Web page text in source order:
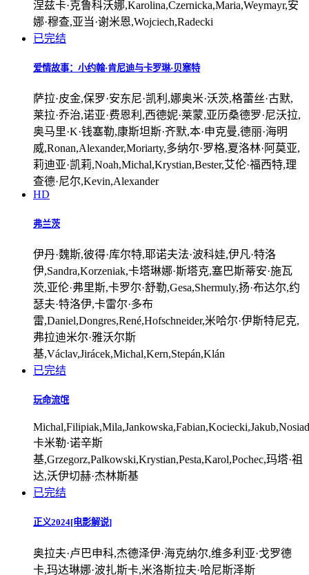
涅兹卡·克鲁科沃娜,Karolina,Czernicka,Maria,Weymayr,安
娜·穆查,亚当·谢米恩,Wojciech,Radecki
已完结
爱情故事：小约翰·肯尼迪与卡罗琳·贝塞特
萨拉·皮金,保罗·安东尼·凯利,娜奥米·沃茨,格蕾丝·古默,
莱拉·乔治,诺亚·费恩利,西德妮·莱蒙,亚历桑德罗·尼沃拉,
奥马里·K·钱塞勒,康斯坦斯·齐默,本·申克曼,德丽·海明
威,Ronan,Alexander,Moriarty,多纳尔·罗格,夏洛林·阿莫亚,
莉迪亚·凯莉,Noah,Michal,Krystian,Bester,艾伦·福西特,理
查德·尼尔,Kevin,Alexander
HD
弗兰茨
伊丹·魏斯,彼得·库尔特,耶诺夫法·波科娃,伊凡·特洛
伊,Sandra,Korzeniak,卡塔琳娜·斯塔克,塞巴斯蒂安·施瓦
茨,亚伦·弗里斯,卡罗尔·舒勒,Gesa,Shermuly,扬·布达尔,约
瑟夫·特洛伊,卡雷尔·多布
雷,Daniel,Dongres,René,Hofschneider,米哈尔·伊斯特尼克,
弗拉迪米尔·雅沃尔斯
基,Václav,Jirácek,Michal,Kern,Stepán,Klán
已完结
玩命流氓
卡米勒·诺辛斯
基,Grzegorz,Palkowski,Krystian,Pesta,Karol,Pochec,玛塔·祖
达,沃伊切赫·杰林斯基
已完结
正义2024[电影解说]
奥拉夫·卢巴申科,杰德泽伊·海克纳尔,维多利亚·戈罗德
卡,玛达琳娜·波扎斯卡,米洛斯拉夫·哈尼斯泽斯